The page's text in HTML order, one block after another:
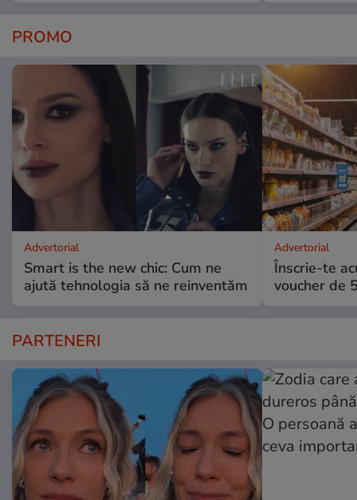
PROMO
Advertorial
Smart is the new chic: Cum ne
ajută tehnologia să ne reinventăm
Advertorial
Înscrie-te
voucher de
PARTENERI